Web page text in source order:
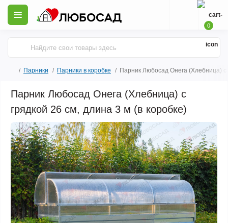
0
Парники Парники в коробке Парник Любосад Онега (Хлебница) с
Парник Любосад Онега (Хлебница) с
грядкой 26 см, длина 3 м (в коробке)